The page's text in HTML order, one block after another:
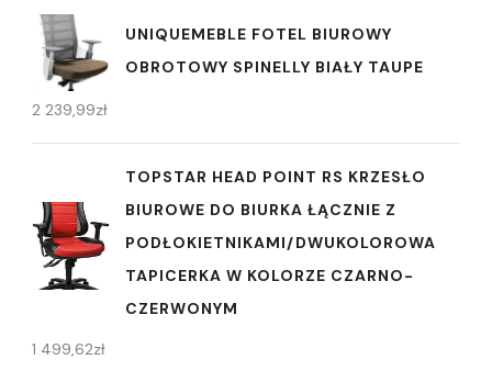
UNIQUEMEBLE FOTEL BIUROWY
OBROTOWY SPINELLY BIAŁY TAUPE
2 239,99zł
TOPSTAR HEAD POINT RS KRZESŁO
BIUROWE DO BIURKA ŁĄCZNIE Z
PODŁOKIETNIKAMI/DWUKOLOROWA
TAPICERKA W KOLORZE CZARNO-
CZERWONYM
1 499,62zł